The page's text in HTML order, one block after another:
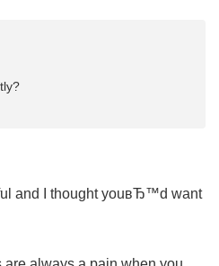
and I thought youвЂ™d want